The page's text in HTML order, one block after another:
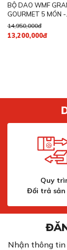
BỘ DAO WMF
GOURMET 5 MÓN -
1889669992
14,950,000đ
13,200,000đ
Quy
Đổi trả sản
Nhận thông tin